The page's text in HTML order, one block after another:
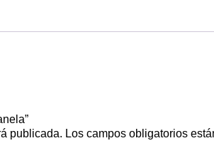
publicada. Los campos obligatorios